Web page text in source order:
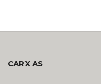
CARX AS